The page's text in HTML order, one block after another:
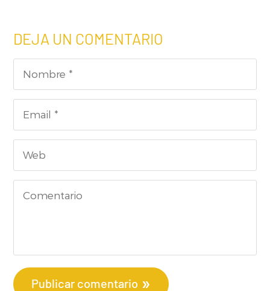
DEJA UN COMENTARIO
Publicar comentario